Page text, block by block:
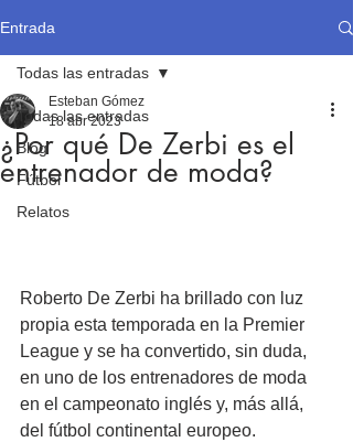
Entrada
Todas las entradas
Blog
Fútbol
Relatos
Todas las entradas
¿Por qué De Zerbi es el
entrenador de moda?
Esteban Gómez
18 abr 2023
Roberto De Zerbi ha brillado con luz
propia esta temporada en la Premier
League y se ha convertido, sin duda,
en uno de los entrenadores de moda
en el campeonato inglés y, más allá,
del fútbol continental europeo.